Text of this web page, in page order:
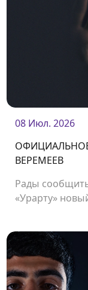
08 Июл. 2026
ВЕРЕМЕЕВ
Рады
«Урарту»